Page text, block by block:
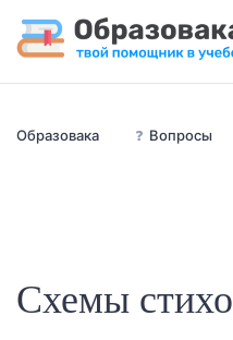
Образовака ❓ Вопросы
Схемы